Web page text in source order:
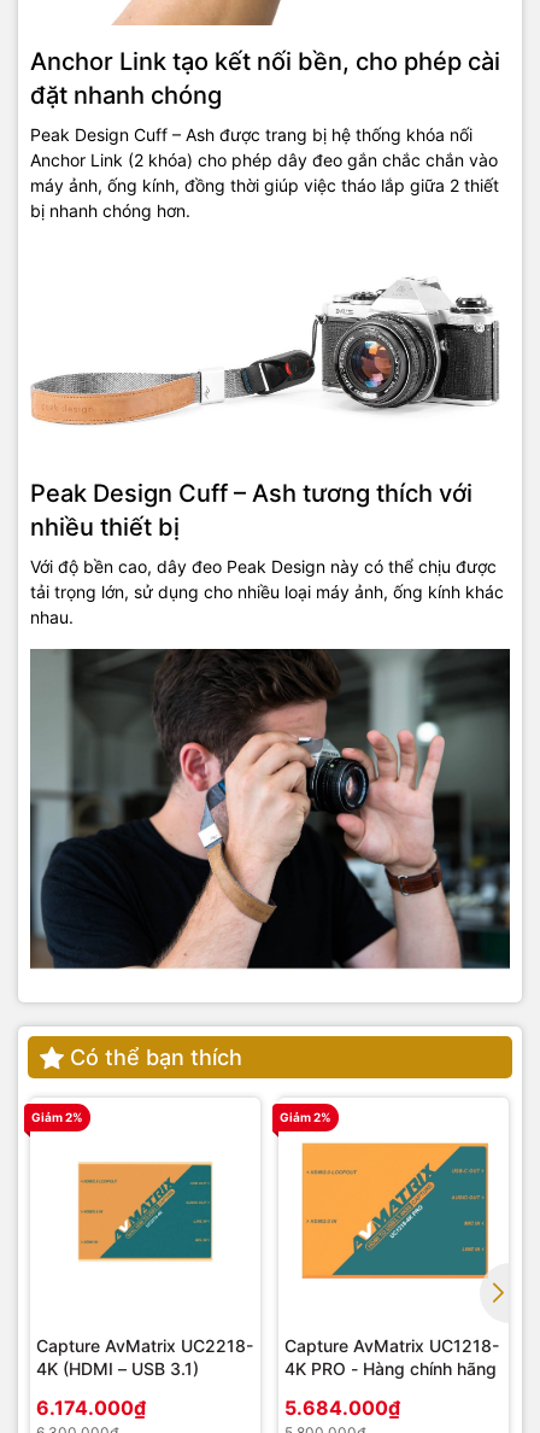
Anchor Link tạo kết nối bền, cho phép cài
đặt nhanh chóng
Peak Design Cuff – Ash được trang bị hệ thống khóa nối
Anchor Link (2 khóa) cho phép dây đeo gắn chắc chắn vào
máy ảnh, ống kính, đồng thời giúp việc tháo lắp giữa 2 thiết
bị nhanh chóng hơn.
Peak Design Cuff – Ash tương thích với
nhiều thiết bị
Với độ bền cao, dây đeo Peak Design này có thể chịu được
tải trọng lớn, sử dụng cho nhiều loại máy ảnh, ống kính khác
nhau.
Có thể bạn thích
Giảm 2%
Capture AvMatrix UC2218-
4K (HDMI – USB 3.1)
6.174.000₫
Giảm 2%
Capture AvMatrix UC1218-
4K PRO - Hàng chính hãng
5.684.000₫